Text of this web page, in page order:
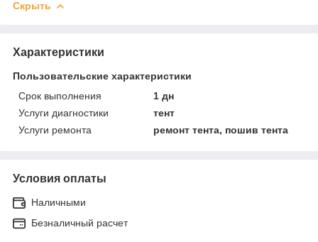
Скрыть
Характеристики
Пользовательские характеристики
Срок выполнения
1 дн
Услуги диагностики
тент
Услуги ремонта
ремонт тента, пошив тента
Условия оплаты
Наличными
Безналичный расчет